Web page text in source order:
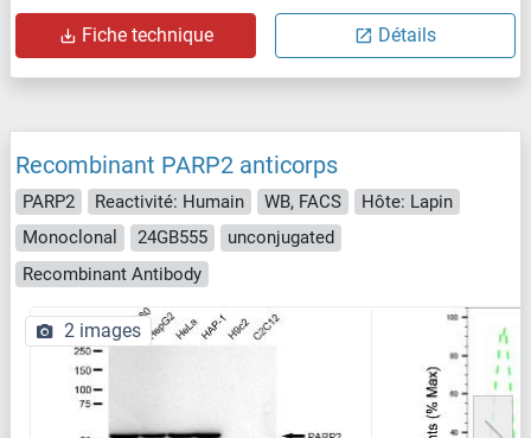
Fiche technique Détails
Recombinant PARP2 anticorps
PARP2 Reactivité: Humain WB, FACS
Hôte: Lapin
Monoclonal
24GB555
unconjugated
Recombinant Antibody
2 images